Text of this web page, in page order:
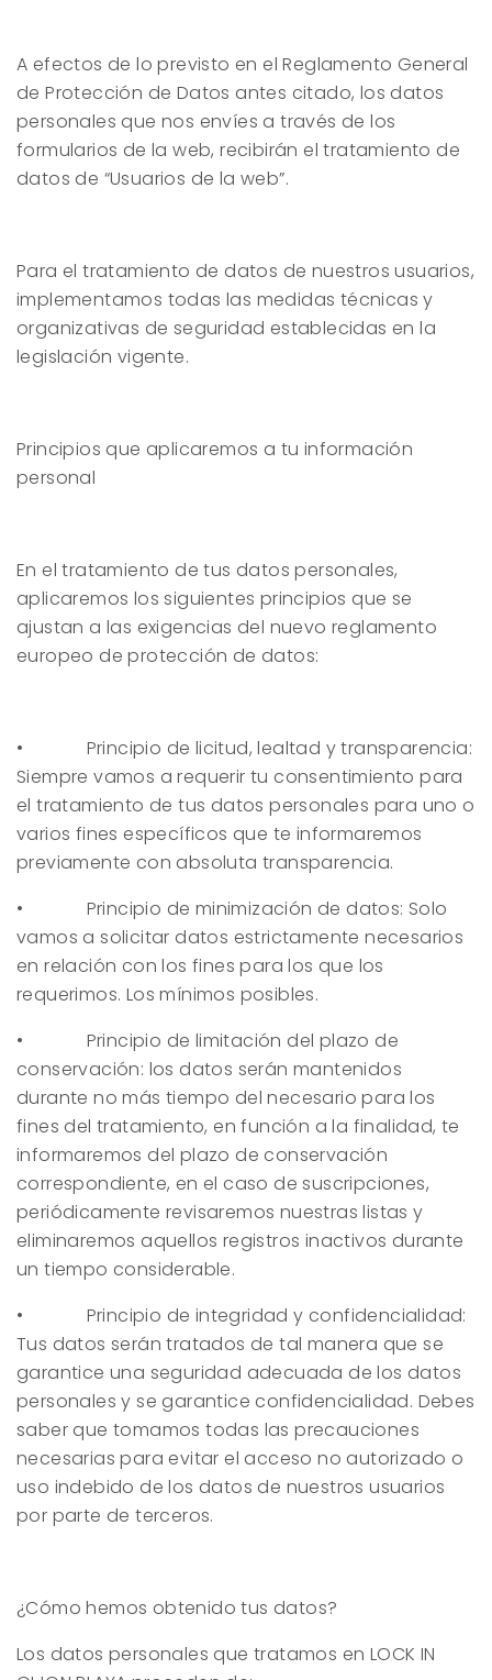
A efectos de lo previsto en el Reglamento General
de Protección de Datos antes citado, los datos
personales que nos envíes a través de los
formularios de la web, recibirán el tratamiento de
datos de “Usuarios de la web”.
Para el tratamiento de datos de nuestros usuarios,
implementamos todas las medidas técnicas y
organizativas de seguridad establecidas en la
legislación vigente.
Principios que aplicaremos a tu información
personal
En el tratamiento de tus datos personales,
aplicaremos los siguientes principios que se
ajustan a las exigencias del nuevo reglamento
europeo de protección de datos:
• Principio de licitud, lealtad y transparencia:
Siempre vamos a requerir tu consentimiento para
el tratamiento de tus datos personales para uno o
varios fines específicos que te informaremos
previamente con absoluta transparencia.
• Principio de minimización de datos: Solo
vamos a solicitar datos estrictamente necesarios
en relación con los fines para los que los
requerimos. Los mínimos posibles.
• Principio de limitación del plazo de
conservación: los datos serán mantenidos
durante no más tiempo del necesario para los
fines del tratamiento, en función a la finalidad, te
informaremos del plazo de conservación
correspondiente, en el caso de suscripciones,
periódicamente revisaremos nuestras listas y
eliminaremos aquellos registros inactivos durante
un tiempo considerable.
• Principio de integridad y confidencialidad:
Tus datos serán tratados de tal manera que se
garantice una seguridad adecuada de los datos
personales y se garantice confidencialidad. Debes
saber que tomamos todas las precauciones
necesarias para evitar el acceso no autorizado o
uso indebido de los datos de nuestros usuarios
por parte de terceros.
¿Cómo hemos obtenido tus datos?
Los datos personales que tratamos en LOCK IN